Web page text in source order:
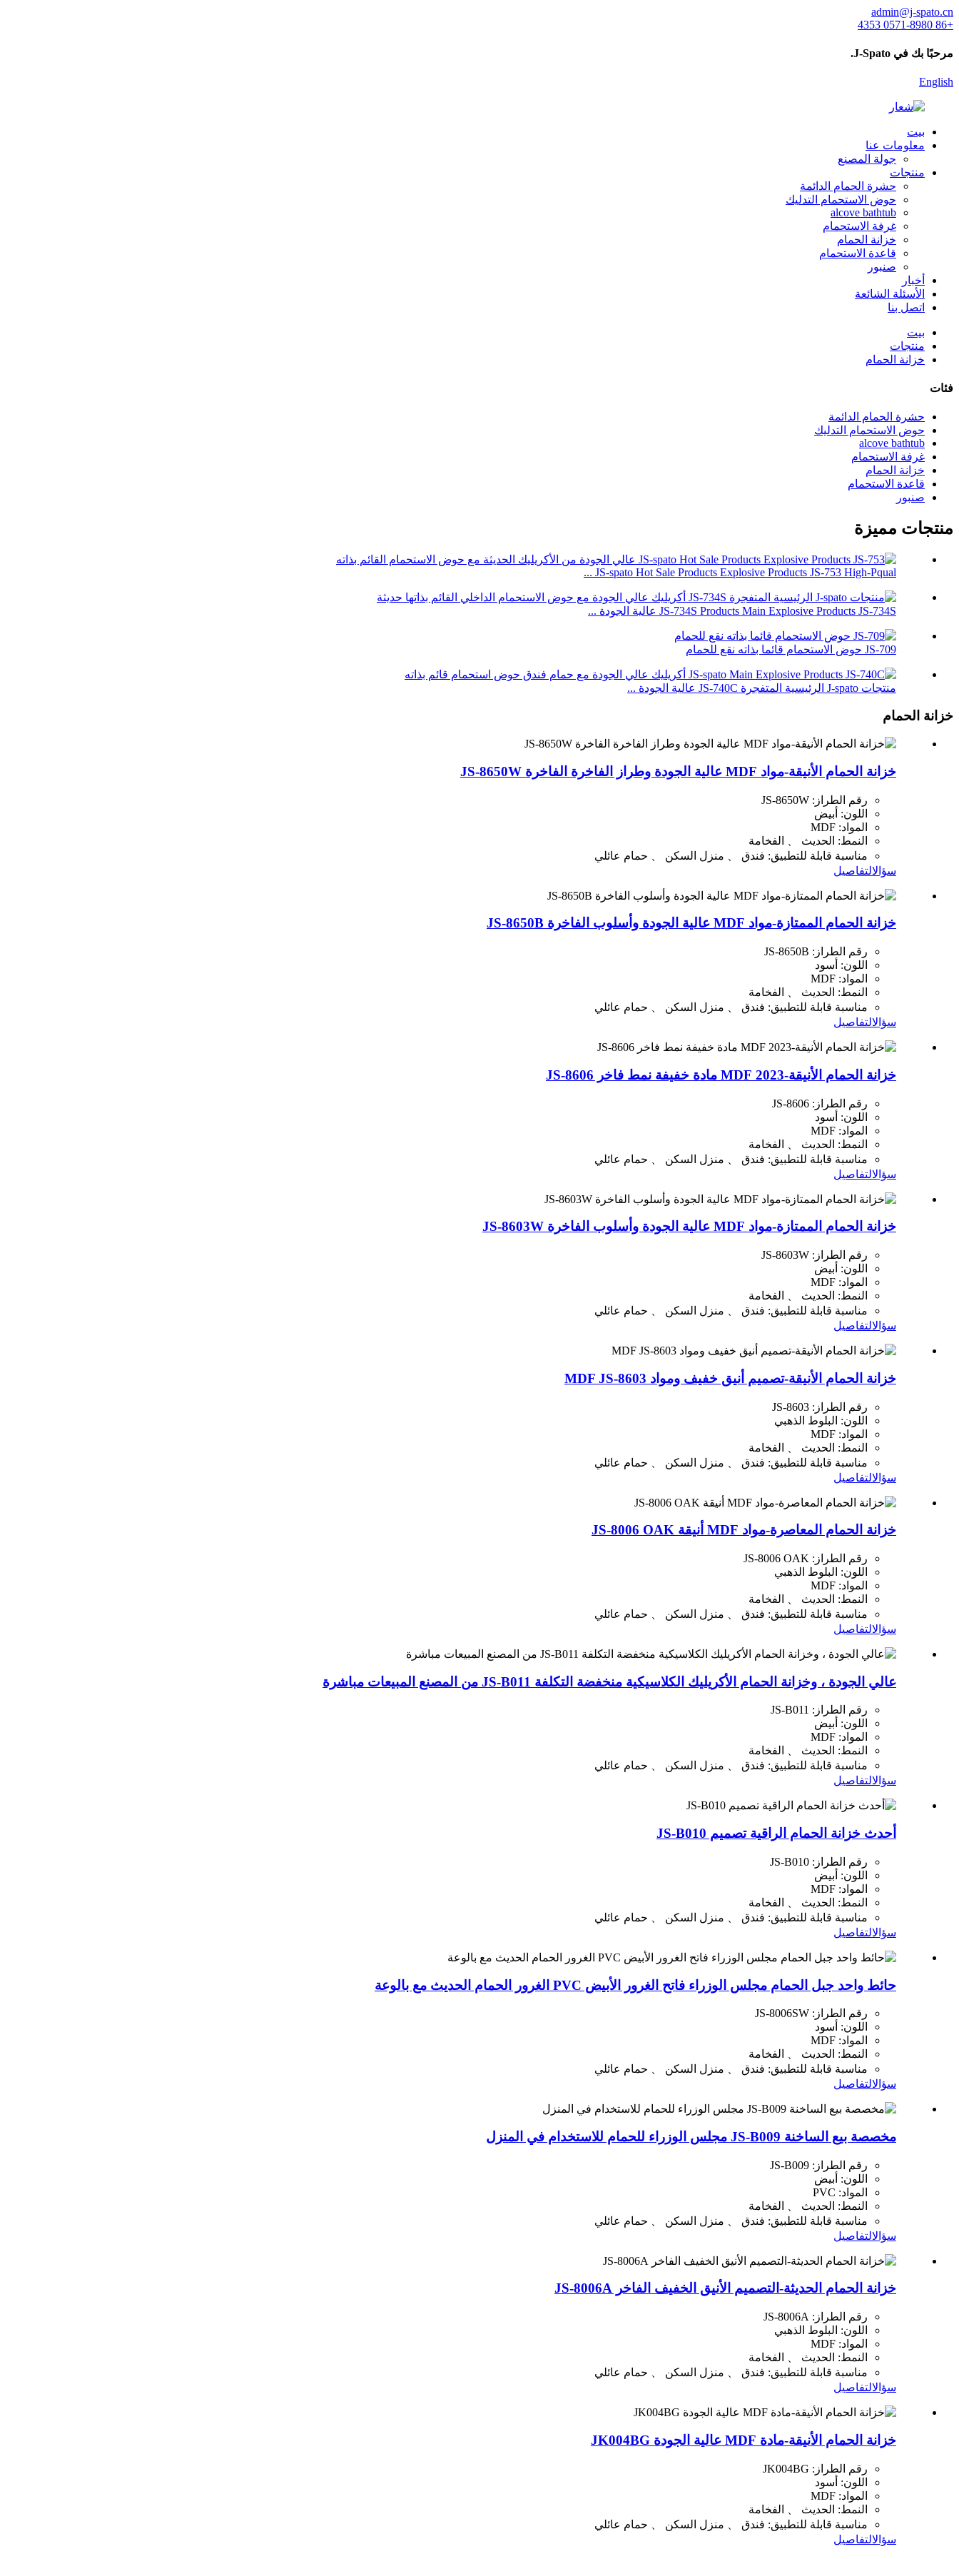
admin@j-spato.cn
+86 0571-8980 4353
مرحبًا بك في J-Spato.
English
بيت
معلومات عنا
جولة المصنع
منتجات
حشرة الحمام الدائمة
حوض الاستحمام التدليك
alcove bathtub
غرفة الاستحمام
خزانة الحمام
قاعدة الاستحمام
صنبور
أخبار
الأسئلة الشائعة
اتصل بنا
بيت
منتجات
خزانة الحمام
فئات
حشرة الحمام الدائمة
حوض الاستحمام التدليك
alcove bathtub
غرفة الاستحمام
خزانة الحمام
قاعدة الاستحمام
صنبور
منتجات مميزة
JS-spato Hot Sale Products Explosive Products JS-753 High-Pqual ...
JS-734S Products Main Explosive Products JS-734S عالية الجودة ...
JS-709 حوض الاستحمام قائما بذاته نقع للحمام
منتجات J-spato الرئيسية المتفجرة JS-740C عالية الجودة ...
خزانة الحمام
خزانة الحمام الأنيقة-مواد MDF عالية الجودة وطراز الفاخرة الفاخرة JS-8650W
رقم الطراز: JS-8650W
اللون: أبيض
المواد: MDF
النمط: الحديث 、 الفخامة
مناسبة قابلة للتطبيق: فندق 、 منزل السكن 、 حمام عائلي
سؤالالتفاصيل
خزانة الحمام الممتازة-مواد MDF عالية الجودة وأسلوب الفاخرة JS-8650B
رقم الطراز: JS-8650B
اللون: أسود
المواد: MDF
النمط: الحديث 、 الفخامة
مناسبة قابلة للتطبيق: فندق 、 منزل السكن 、 حمام عائلي
سؤالالتفاصيل
خزانة الحمام الأنيقة-2023 MDF مادة خفيفة نمط فاخر JS-8606
رقم الطراز: JS-8606
اللون: أسود
المواد: MDF
النمط: الحديث 、 الفخامة
مناسبة قابلة للتطبيق: فندق 、 منزل السكن 、 حمام عائلي
سؤالالتفاصيل
خزانة الحمام الممتازة-مواد MDF عالية الجودة وأسلوب الفاخرة JS-8603W
رقم الطراز: JS-8603W
اللون: أبيض
المواد: MDF
النمط: الحديث 、 الفخامة
مناسبة قابلة للتطبيق: فندق 、 منزل السكن 、 حمام عائلي
سؤالالتفاصيل
خزانة الحمام الأنيقة-تصميم أنيق خفيف ومواد MDF JS-8603
رقم الطراز: JS-8603
اللون: البلوط الذهبي
المواد: MDF
النمط: الحديث 、 الفخامة
مناسبة قابلة للتطبيق: فندق 、 منزل السكن 、 حمام عائلي
سؤالالتفاصيل
خزانة الحمام المعاصرة-مواد MDF أنيقة JS-8006 OAK
رقم الطراز: JS-8006 OAK
اللون: البلوط الذهبي
المواد: MDF
النمط: الحديث 、 الفخامة
مناسبة قابلة للتطبيق: فندق 、 منزل السكن 、 حمام عائلي
سؤالالتفاصيل
عالي الجودة ، وخزانة الحمام الأكريليك الكلاسيكية منخفضة التكلفة JS-B011 من المصنع المبيعات مباشرة
رقم الطراز: JS-B011
اللون: أبيض
المواد: MDF
النمط: الحديث 、 الفخامة
مناسبة قابلة للتطبيق: فندق 、 منزل السكن 、 حمام عائلي
سؤالالتفاصيل
أحدث خزانة الحمام الراقية تصميم JS-B010
رقم الطراز: JS-B010
اللون: أبيض
المواد: MDF
النمط: الحديث 、 الفخامة
مناسبة قابلة للتطبيق: فندق 、 منزل السكن 、 حمام عائلي
سؤالالتفاصيل
حائط واحد جبل الحمام مجلس الوزراء فاتح الغرور الأبيض PVC الغرور الحمام الحديث مع بالوعة
رقم الطراز: JS-8006SW
اللون: أسود
المواد: MDF
النمط: الحديث 、 الفخامة
مناسبة قابلة للتطبيق: فندق 、 منزل السكن 、 حمام عائلي
سؤالالتفاصيل
مخصصة بيع الساخنة JS-B009 مجلس الوزراء للحمام للاستخدام في المنزل
رقم الطراز: JS-B009
اللون: أبيض
المواد: PVC
النمط: الحديث 、 الفخامة
مناسبة قابلة للتطبيق: فندق 、 منزل السكن 、 حمام عائلي
سؤالالتفاصيل
خزانة الحمام الحديثة-التصميم الأنيق الخفيف الفاخر JS-8006A
رقم الطراز: JS-8006A
اللون: البلوط الذهبي
المواد: MDF
النمط: الحديث 、 الفخامة
مناسبة قابلة للتطبيق: فندق 、 منزل السكن 、 حمام عائلي
سؤالالتفاصيل
خزانة الحمام الأنيقة-مادة MDF عالية الجودة JK004BG
رقم الطراز: JK004BG
اللون: أسود
المواد: MDF
النمط: الحديث 、 الفخامة
مناسبة قابلة للتطبيق: فندق 、 منزل السكن 、 حمام عائلي
سؤالالتفاصيل